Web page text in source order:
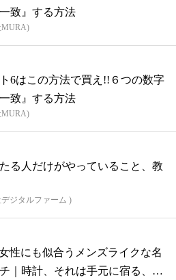
致』する方法
MURA)
6はこの方法で買え!!６つの数字
致』する方法
MURA)
る人だけがやっていること、教
ジタルファーム )
女性にも似合うメンズライクな名
｜時計、それは手元に宿る、女